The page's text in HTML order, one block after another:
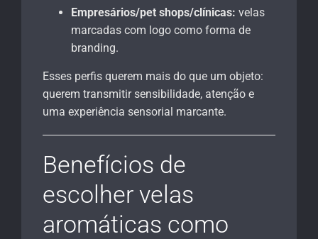
Empresários/pet shops/clínicas: velas
marcadas com logo como forma de
branding.
Esses perfis querem mais do que um objeto:
querem transmitir sensibilidade, atenção e
uma experiência sensorial marcante.
Benefícios de
escolher velas
aromáticas como